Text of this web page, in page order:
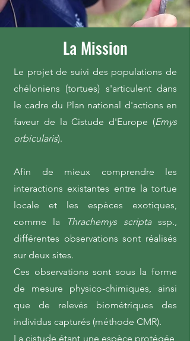
La Mission
Le projet de suivi des populations de
chéloniens (tortues) s'articulent dans
le cadre du Plan national d'actions en
faveur de la Cistude d'Europe (Emys
orbicularis).
Afin de mieux comprendre les
interactions existantes entre la tortue
locale et les espèces exotiques,
comme la
Thrachemys scripta ssp.,
différentes observations sont réalisés
sur deux sites.
Ces observations sont sous la forme
de mesure physico-chimiques, ainsi
que de relevés biométriques des
individus capturés (méthode CMR).
La cistude étant une espèce protégée,